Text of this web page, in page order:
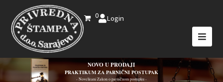
0 Login
NOVO U PRODAJI
PRAKTIKUM ZA PARNIČNI POSTUPAK
- Novelirani Zakon o parničnom postupku -